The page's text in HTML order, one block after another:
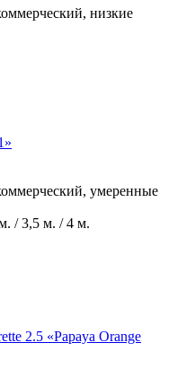
низкие
умеренные
/ 3,5 м. / 4 м.